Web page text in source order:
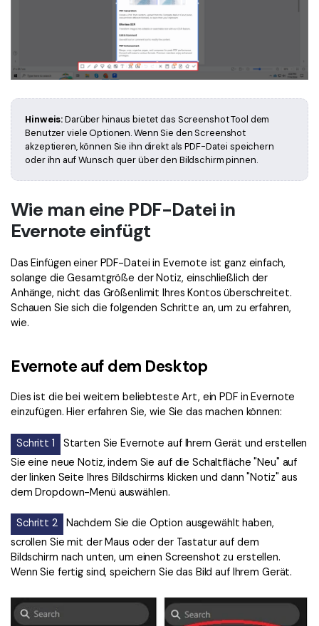
Hinweis:Darüber hinaus bietet das Screenshot Tool dem
Benutzer viele Optionen. Wenn Sie den Screenshot
akzeptieren, können Sie ihn direkt als PDF-Datei speichern
oder ihn auf Wunsch quer über den Bildschirm pinnen.
Wie man eine PDF-Datei in
Evernote einfügt
Das Einfügen einer PDF-Datei in Evernote ist ganz einfach,
solange die Gesamtgröße der Notiz, einschließlich der
Anhänge, nicht das Größenlimit Ihres Kontos überschreitet.
Schauen Sie sich die folgenden Schritte an, um zu erfahren,
wie.
Evernote auf dem Desktop
Dies ist die bei weitem beliebteste Art, ein PDF in Evernote
einzufügen. Hier erfahren Sie, wie Sie das machen können:
Schritt 1
Starten Sie Evernote auf Ihrem Gerät und erstellen
Sie eine neue Notiz, indem Sie auf die Schaltfläche "Neu" auf
der linken Seite Ihres Bildschirms klicken und dann "Notiz" aus
dem Dropdown-Menü auswählen.
Schritt 2
Nachdem Sie die Option ausgewählt haben,
scrollen Sie mit der Maus oder der Tastatur auf dem
Bildschirm nach unten, um einen Screenshot zu erstellen.
Wenn Sie fertig sind, speichern Sie das Bild auf Ihrem Gerät.